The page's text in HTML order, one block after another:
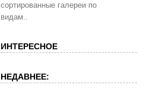
сортированные галереи по
видам..
ИНТЕРЕСНОЕ
НЕДАВНЕЕ: